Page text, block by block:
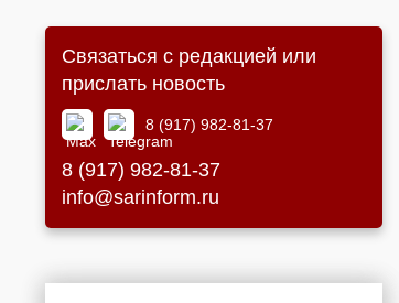
Связаться с редакцией или
прислать новость
8 (917) 982-81-37
8 (917) 982-81-37
info@sarinform.ru